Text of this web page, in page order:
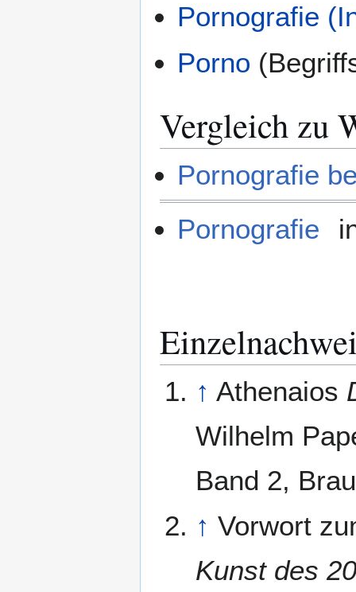
Pornografie
Porno
Vergleich zu
Pornografie
Pornografie
↑ Athenaios
Wilhelm
Band 2,
↑ Vorwort
Kunst des